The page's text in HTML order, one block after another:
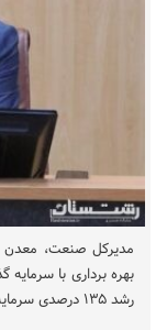
رشد ۱۳۵ درصدی سرمایه گذاری در حوزه تولید استان بودیم.